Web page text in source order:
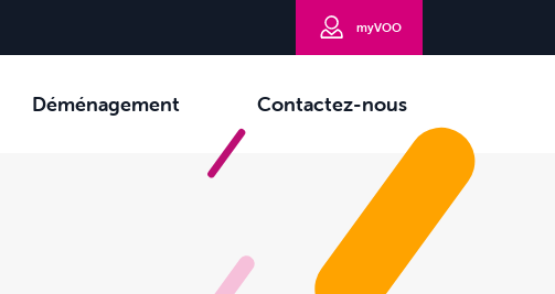
myVOO
Déménagement Contactez-nous